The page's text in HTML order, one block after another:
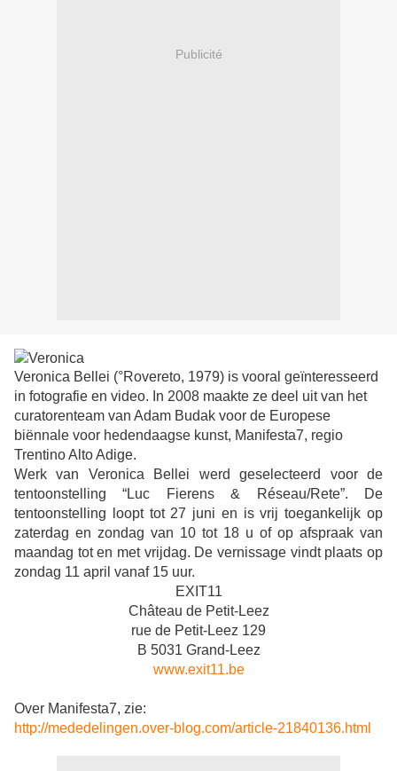
Publicité
Veronica Bellei (°Rovereto, 1979) is vooral geïnteresseerd
in fotografie en video. In 2008 maakte ze deel uit van het
curatorenteam van Adam Budak voor de Europese
biënnale voor hedendaagse kunst, Manifesta7, regio
Trentino Alto Adige.
Werk van Veronica Bellei werd geselecteerd voor de
tentoonstelling “Luc Fierens & Réseau/Rete”. De
tentoonstelling loopt tot 27 juni en is vrij toegankelijk op
zaterdag en zondag van 10 tot 18 u of op afspraak van
maandag tot en met vrijdag. De vernissage vindt plaats op
zondag 11 april vanaf 15 uur.
EXIT11
Château de Petit-Leez
rue de Petit-Leez 129
B 5031 Grand-Leez
www.exit11.be
Over Manifesta7, zie:
http://mededelingen.over-blog.com/article-21840136.html